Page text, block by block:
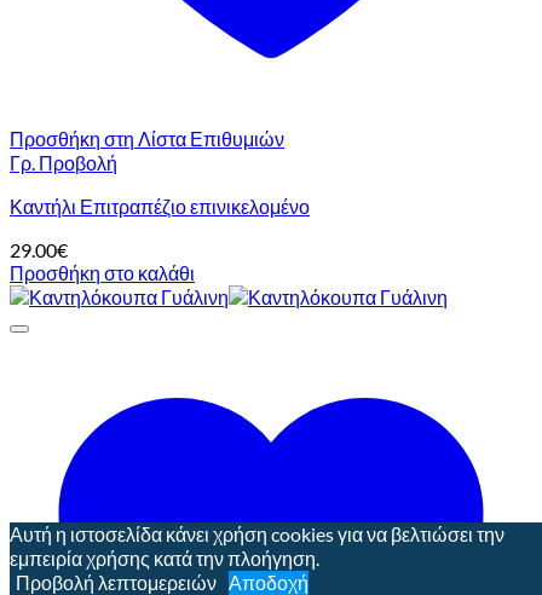
Προσθήκη στη Λίστα Επιθυμιών
Γρ. Προβολή
Καντήλι Επιτραπέζιο επινικελομένο
29.00€
Προσθήκη στο καλάθι
Αυτή η ιστοσελίδα κάνει χρήση cookies για να βελτιώσει την
εμπειρία χρήσης κατά την πλοήγηση.
Προβολή λεπτομερειών Αποδοχή